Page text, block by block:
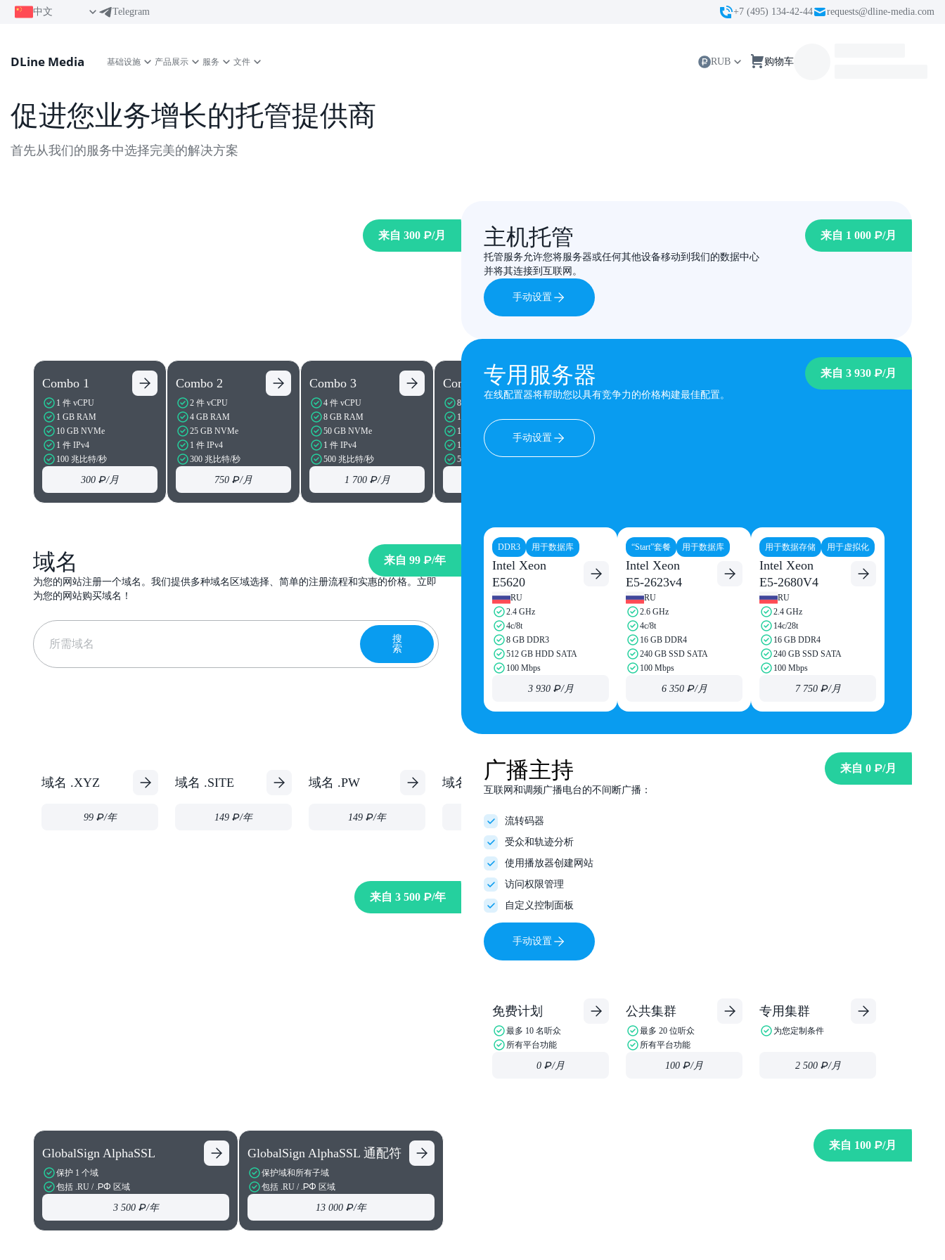
中文 Telegram +7 (495) 134-42-44 requests@dline-media.com
DLine Media 基础设施 产品展示 服务 文件 RUB 购物车
促进您业务增长的托管提供商
首先从我们的服务中选择完美的解决方案
来自 300 ₽/月
Combo 1
1 件 vCPU
1 GB RAM
10 GB NVMe
1 件 IPv4
100 兆比特/秒
300 ₽/月
Combo 2
2 件 vCPU
4 GB RAM
25 GB NVMe
1 件 IPv4
300 兆比特/秒
750 ₽/月
Combo 3
4 件 vCPU
8 GB RAM
50 GB NVMe
1 件 IPv4
500 兆比特/秒
1 700 ₽/月
Combo 4
8 件 vCPU
12 GB RAM
100 GB NVMe
1 件 IPv4
500 兆比特/秒
Combo 5
8 件 vCPU
150 GB NVMe
1 件 IPv4
来自 99 ₽/年
域名
为您的网站注册一个域名。我们提供多种域名区域选择、简单的注册流程和实惠的价格。立即
为您的网站购买域名！
搜
索
域名 .XYZ
99 ₽/年
域名 .SITE
149 ₽/年
域名 .PW
149 ₽/年
域名 .INFO
149 ₽/年
域名 .RU
来自 3 500 ₽/年
GlobalSign AlphaSSL
保护 1 个域
包括 .RU / .РФ 区域
3 500 ₽/年
GlobalSign AlphaSSL 通配符
保护域和所有子域
包括 .RU / .РФ 区域
13 000 ₽/年
来自 1 000 ₽/月
主机托管
托管服务允许您将服务器或任何其他设备移动到我们的数据中心
并将其连接到互联网。
手动设置
来自 3 930 ₽/月
专用服务器
在线配置器将帮助您以具有竞争力的价格构建最佳配置。
手动设置
DDR3 用于数据库
Intel Xeon
E5620
RU
2.4 GHz
4c/8t
8 GB DDR3
512 GB HDD SATA
100 Mbps
3 930 ₽/月
“Start”套餐 用于数据库
Intel Xeon
E5-2623v4
RU
2.6 GHz
4c/8t
16 GB DDR4
240 GB SSD SATA
100 Mbps
6 350 ₽/月
用于数据存储 用于虚拟化
Intel Xeon
E5-2680V4
RU
2.4 GHz
14c/28t
16 GB DDR4
240 GB SSD SATA
100 Mbps
7 750 ₽/月
来自 0 ₽/月
广播主持
互联网和调频广播电台的不间断广播：
流转码器
受众和轨迹分析
使用播放器创建网站
访问权限管理
自定义控制面板
手动设置
免费计划
最多 10 名听众
所有平台功能
0 ₽/月
公共集群
最多 20 位听众
所有平台功能
100 ₽/月
专用集群
为您定制条件
2 500 ₽/月
来自 100 ₽/月